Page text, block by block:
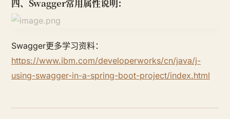
四、Swagger常用属性说明：
Swagger更多学习资料：
https://www.ibm.com/developerworks/cn/java/j-
using-swagger-in-a-spring-boot-project/index.html